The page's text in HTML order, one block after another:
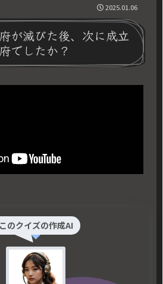
2025.01.06
が滅びた後、次に成立
でしたか？
このクイズの作成AI